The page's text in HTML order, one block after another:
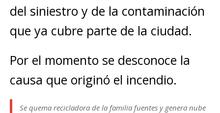
del siniestro y de la contaminación
que ya cubre parte de la ciudad.
Por el momento se desconoce la
causa que originó el incendio.
Se quema recicladora de la familia fuentes y genera nube